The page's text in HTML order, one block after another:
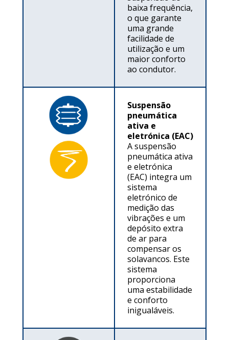
baixa frequência,
o que garante
uma grande
facilidade de
utilização e um
maior conforto
ao condutor.
Suspensão
pneumática
ativa e
eletrónica (EAC)
A suspensão
pneumática ativa
e eletrónica
(EAC) integra um
sistema
eletrónico de
medição das
vibrações e um
depósito extra
de ar para
compensar os
solavancos. Este
sistema
proporciona
uma estabilidade
e conforto
inigualáveis.